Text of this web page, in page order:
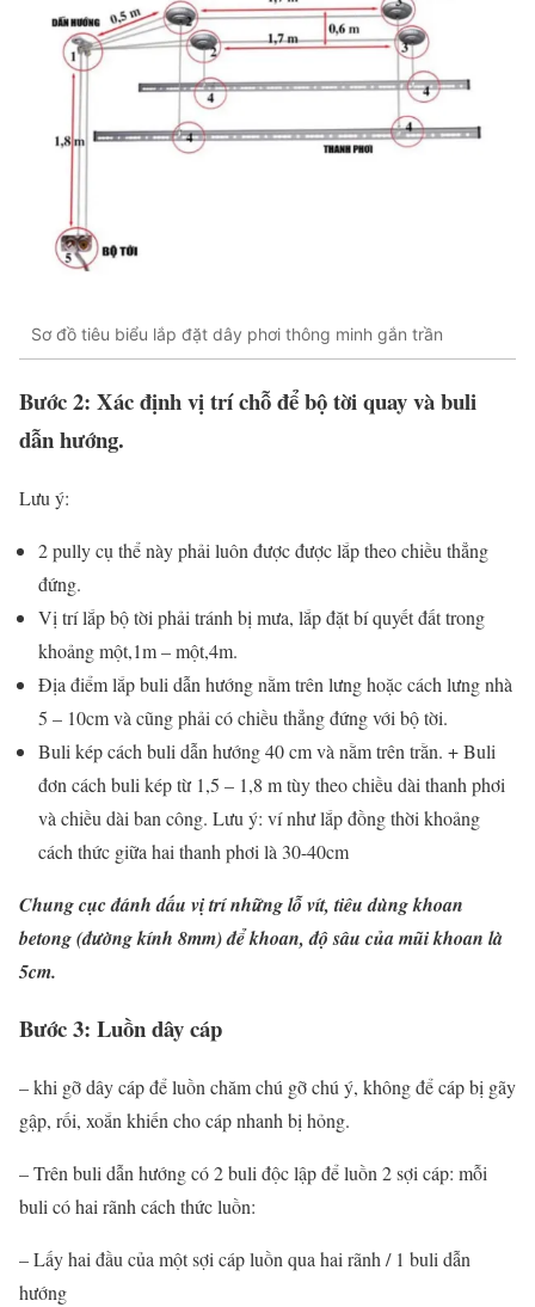
Sơ đồ tiêu biểu lắp đặt dây phơi thông minh gắn trần
Bước 2: Xác định vị trí chỗ để bộ tời quay và buli
dẫn hướng.
Lưu ý:
2 pully cụ thể này phải luôn được được lắp theo chiều thẳng
đứng.
Vị trí lắp bộ tời phải tránh bị mưa, lắp đặt bí quyết đất trong
khoảng một,1m – một,4m.
Địa điểm lắp buli dẫn hướng nằm trên lưng hoặc cách lưng nhà
5 – 10cm và cũng phải có chiều thẳng đứng với bộ tời.
Buli kép cách buli dẫn hướng 40 cm và nằm trên trằn. + Buli
đơn cách buli kép từ 1,5 – 1,8 m tùy theo chiều dài thanh phơi
và chiều dài ban công. Lưu ý: ví như lắp đồng thời khoảng
cách thức giữa hai thanh phơi là 30-40cm
Chung cục đánh dấu vị trí những lỗ vít, tiêu dùng khoan
betong (đường kính 8mm) để khoan, độ sâu của mũi khoan là
5cm.
Bước 3: Luồn dây cáp
– khi gỡ dây cáp để luồn chăm chú gỡ chú ý, không để cáp bị gãy
gập, rối, xoắn khiến cho cáp nhanh bị hỏng.
– Trên buli dẫn hướng có 2 buli độc lập để luồn 2 sợi cáp: mỗi
buli có hai rãnh cách thức luồn:
– Lấy hai đầu của một sợi cáp luồn qua hai rãnh / 1 buli dẫn
hướng